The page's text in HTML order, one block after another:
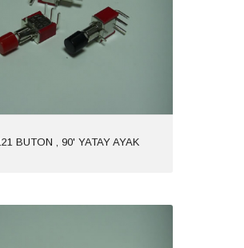
BUTON , 90' YATAY AYAK